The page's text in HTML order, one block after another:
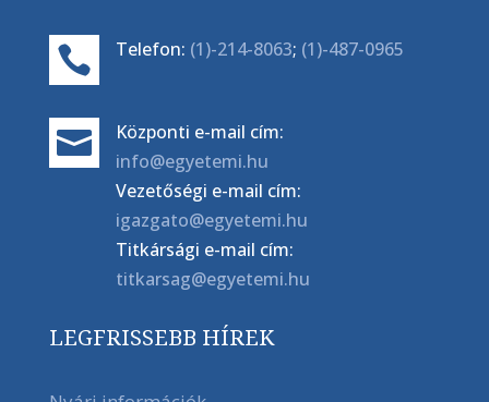
 Telefon: (1)-214-8063; (1)-487-0965

Központi e-mail cím:
info@egyetemi.hu
Vezetőségi e-mail cím:
igazgato@egyetemi.hu
Titkársági e-mail cím:
titkarsag@egyetemi.hu
LEGFRISSEBB HÍREK